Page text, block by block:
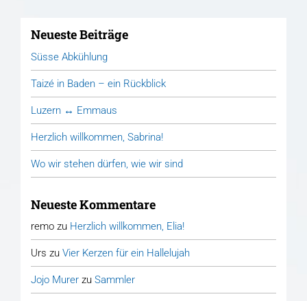
Neueste Beiträge
Süsse Abkühlung
Taizé in Baden – ein Rückblick
Luzern ↔ Emmaus
Herzlich willkommen, Sabrina!
Wo wir stehen dürfen, wie wir sind
Neueste Kommentare
remo zu Herzlich willkommen, Elia!
Urs zu Vier Kerzen für ein Hallelujah
Jojo Murer zu Sammler